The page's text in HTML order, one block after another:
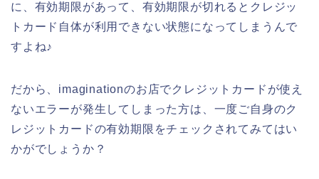
に、有効期限があって、有効期限が切れるとクレジッ
トカード自体が利用できない状態になってしまうんで
すよね♪
だから、imaginationのお店でクレジットカードが使え
ないエラーが発生してしまった方は、一度ご自身のク
レジットカードの有効期限をチェックされてみてはい
かがでしょうか？